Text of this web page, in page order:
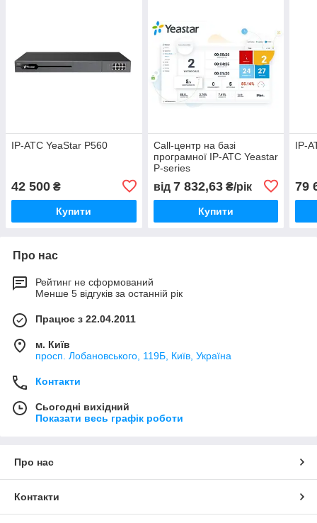
IP-АТС YeaStar P560
42 500 ₴
Купити
Call-центр на базі
програмної IP-АТС Yeastar
P-series
від 7 832,63₴/рік
Купити
IP-
79
Про нас
Рейтинг не сформований
Менше 5 відгуків за останній рік
Працює з 22.04.2011
м. Київ
просп. Лобановського, 119Б, Київ, Україна
Контакти
Сьогодні вихідний
Показати весь графік роботи
Про нас
Контакти